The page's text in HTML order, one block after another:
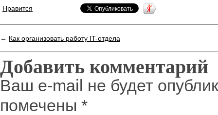
Нравится
← Как организовать работу IT-отдела
Добавить комментарий
Ваш e-mail не будет
помечены *